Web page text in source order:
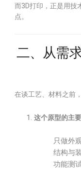
而3D打印，正是用技
点。
二、从需
在谈工艺、材料之前
这个原型的主
只做外
结构与
功能测